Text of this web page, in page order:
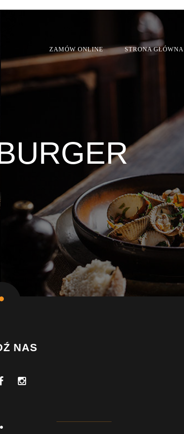
ZAMÓW ONLINE STRONA GŁÓWNA
NAS